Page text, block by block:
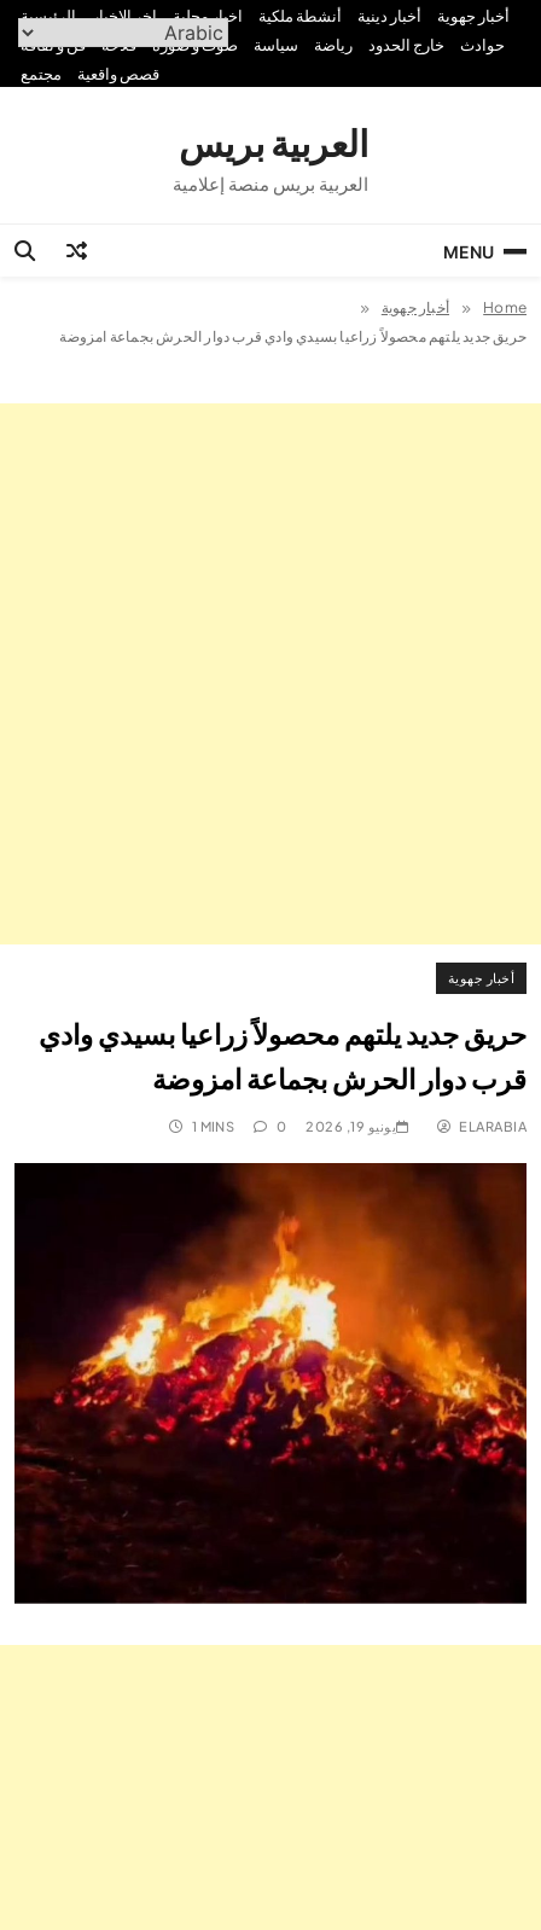
Skipأخبار جهوية أخبار دينية أنشطة ملكية اخبار محلية اخر الاخبار
الرئيسية
حوادث
خارج الحدود رياضة سياسة صوت و صورة فلاحة
فن و ثقافة
قصص واقعية
مجتمع
العربية بريس
العربية بريس منصة إعلامية
MENU
Home
أخبار جهوية
حريق جديد يلتهم محصولاً زراعيا بسيدي وادي قرب دوار الحرش بجماعة امزوضة
أخبار جهوية
حريق جديد يلتهم محصولاً زراعيا بسيدي وادي
قرب دوار الحرش بجماعة امزوضة
ELARABIA يونيو 19, 2026 0
1 MINS